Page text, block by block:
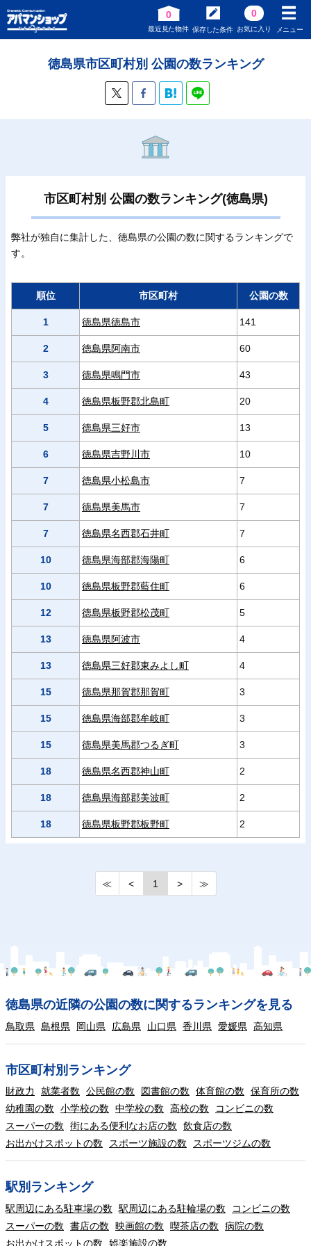
0
最近見た物件 保存した条件
0
お気に入り メニュー
徳島県市区町村別 公園の数ランキング
市区町村別 公園の数ランキング(徳島県)
弊社が独自に集計した、徳島県の公園の数に関するランキングで
す。
順位 市区町村 公園の数
1 徳島県徳島市 141
2 徳島県阿南市 60
3 徳島県鳴門市 43
4 徳島県板野郡北島町 20
5 徳島県三好市 13
6 徳島県吉野川市 10
7 徳島県小松島市 7
7 徳島県美馬市 7
7 徳島県名西郡石井町 7
10 徳島県海部郡海陽町 6
10 徳島県板野郡藍住町 6
12 徳島県板野郡松茂町 5
13 徳島県阿波市 4
13 徳島県三好郡東みよし町 4
15 徳島県那賀郡那賀町 3
15 徳島県海部郡牟岐町 3
15 徳島県美馬郡つるぎ町 3
18 徳島県名西郡神山町 2
18 徳島県海部郡美波町 2
18 徳島県板野郡板野町 2
≪ < 1 > ≫
徳島県の近隣の公園の数に関するランキングを見る
鳥取県 島根県 岡山県 広島県 山口県 香川県 愛媛県 高知県
市区町村別ランキング
財政力 就業者数 公民館の数 図書館の数 体育館の数
保育所の数
幼稚園の数
小学校の数 中学校の数 高校の数
コンビニの数
スーパーの数
街にある便利なお店の数
飲食店の数
お出かけスポットの数
スポーツ施設の数 スポーツジムの数
駅別ランキング
駅周辺にある駐車場の数 駅周辺にある駐輪場の数
コンビニの数
スーパーの数
書店の数 映画館の数 喫茶店の数
病院の数
お出かけスポットの数
娯楽施設の数